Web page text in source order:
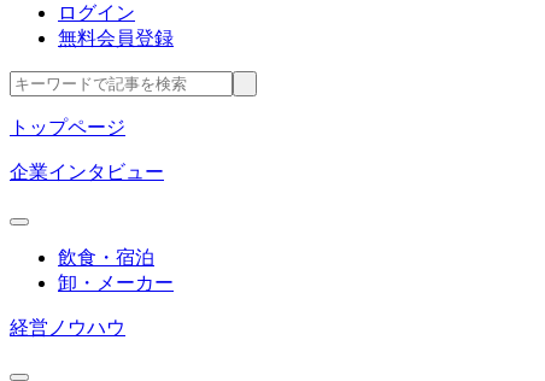
ログイン
無料会員登録
トップページ
企業インタビュー
飲食・宿泊
卸・メーカー
経営ノウハウ